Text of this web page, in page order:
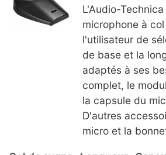
L'Audio-Technica
microphone à
l'utilisateur de
de base et la
adaptés à ses
complet, le
la capsule du
D'autres
micro et la